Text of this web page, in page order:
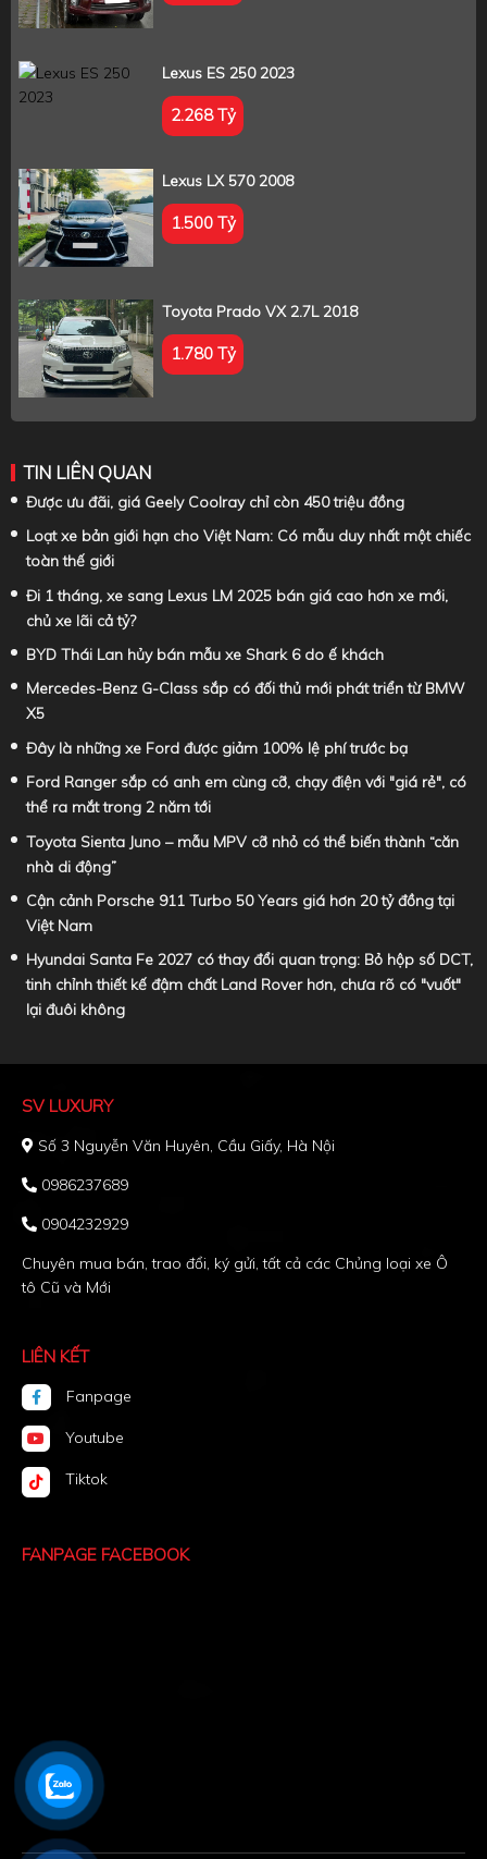
Lexus ES 250 2023
2.268 Tỷ
Lexus LX 570 2008
1.500 Tỷ
Toyota Prado VX 2.7L 2018
1.780 Tỷ
TIN LIÊN QUAN
Được ưu đãi, giá Geely Coolray chỉ còn 450 triệu đồng
Loạt xe bản giới hạn cho Việt Nam: Có mẫu duy nhất một chiếc
toàn thế giới
Đi 1 tháng, xe sang Lexus LM 2025 bán giá cao hơn xe mới,
chủ xe lãi cả tỷ?
BYD Thái Lan hủy bán mẫu xe Shark 6 do ế khách
Mercedes-Benz G-Class sắp có đối thủ mới phát triển từ BMW
X5
Đây là những xe Ford được giảm 100% lệ phí trước bạ
Ford Ranger sắp có anh em cùng cỡ, chạy điện với "giá rẻ", có
thể ra mắt trong 2 năm tới
Toyota Sienta Juno – mẫu MPV cỡ nhỏ có thể biến thành “căn
nhà di động”
Cận cảnh Porsche 911 Turbo 50 Years giá hơn 20 tỷ đồng tại
Việt Nam
Hyundai Santa Fe 2027 có thay đổi quan trọng: Bỏ hộp số DCT,
tinh chỉnh thiết kế đậm chất Land Rover hơn, chưa rõ có "vuốt"
lại đuôi không
SV LUXURY
Số 3 Nguyễn Văn Huyên, Cầu Giấy, Hà Nội
0986237689
0904232929
Chuyên mua bán, trao đổi, ký gửi, tất cả các Chủng loại xe Ô
tô Cũ và Mới
LIÊN KẾT
Fanpage
Youtube
Tiktok
FANPAGE FACEBOOK